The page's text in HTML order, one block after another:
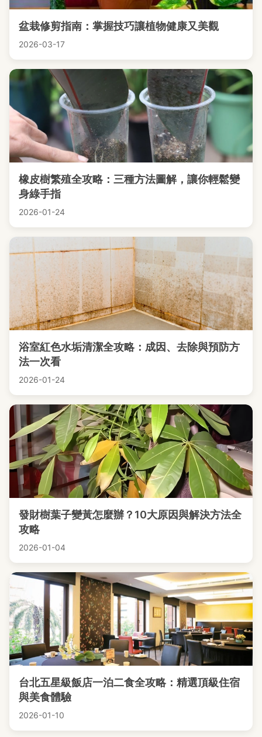
盆栽修剪指南：掌握技巧讓植物健康又美觀
2026-03-17
橡皮樹繁殖全攻略：三種方法圖解，讓你輕鬆變
身綠手指
2026-01-24
浴室紅色水垢清潔全攻略：成因、去除與預防方
法一次看
2026-01-24
發財樹葉子變黃怎麼辦？10大原因與解決方法全
攻略
2026-01-04
台北五星級飯店一泊二食全攻略：精選頂級住宿
與美食體驗
2026-01-10